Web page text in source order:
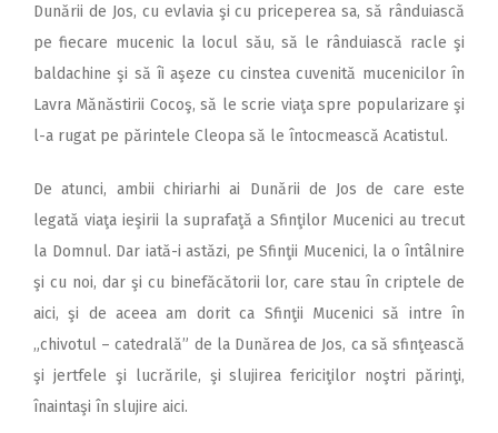
Dunării de Jos, cu evlavia şi cu priceperea sa, să rânduiască
pe fiecare mucenic la locul său, să le rânduiască racle şi
baldachine şi să îi aşeze cu cinstea cuvenită mucenicilor în
Lavra Mănăstirii Cocoş, să le scrie viaţa spre popularizare şi
l-a rugat pe părintele Cleopa să le întocmească Acatistul.
De atunci, ambii chiriarhi ai Dunării de Jos de care este
legată viaţa ieşirii la suprafaţă a Sfinţilor Mucenici au trecut
la Domnul. Dar iată-i astăzi, pe Sfinţii Mucenici, la o întâlnire
şi cu noi, dar şi cu binefăcătorii lor, care stau în criptele de
aici, şi de aceea am dorit ca Sfinţii Mucenici să intre în
„chivotul – catedrală” de la Dunărea de Jos, ca să sfinţească
şi jertfele şi lucrările, şi slujirea fericiţilor noştri părinţi,
înaintaşi în slujire aici.